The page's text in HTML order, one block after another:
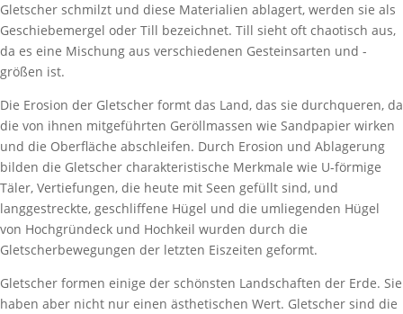
Gletscher schmilzt und diese Materialien ablagert, werden sie als
Geschiebemergel oder Till bezeichnet. Till sieht oft chaotisch aus,
da es eine Mischung aus verschiedenen Gesteinsarten und -
größen ist.
Die Erosion der Gletscher formt das Land, das sie durchqueren, da
die von ihnen mitgeführten Geröllmassen wie Sandpapier wirken
und die Oberfläche abschleifen. Durch Erosion und Ablagerung
bilden die Gletscher charakteristische Merkmale wie U-förmige
Täler, Vertiefungen, die heute mit Seen gefüllt sind, und
langgestreckte, geschliffene Hügel und die umliegenden Hügel
von Hochgründeck und Hochkeil wurden durch die
Gletscherbewegungen der letzten Eiszeiten geformt.
Gletscher formen einige der schönsten Landschaften der Erde. Sie
haben aber nicht nur einen ästhetischen Wert. Gletscher sind die